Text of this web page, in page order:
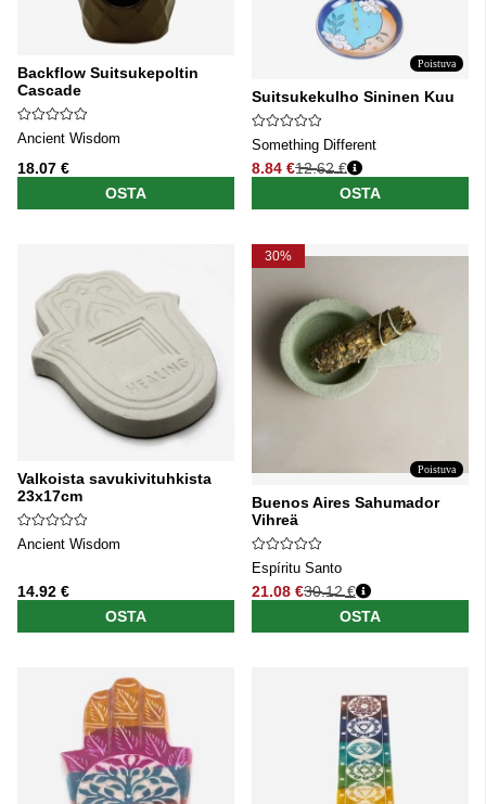
Backflow Suitsukepoltin
Cascade
Ancient Wisdom
18.07 €
OSTA
Poistuva
Suitsukekulho Sininen Kuu
Something Different
8.84 €
Normaali hinta
12.62 €
OSTA
Valkoista savukivituhkista
23x17cm
Ancient Wisdom
14.92 €
OSTA
30%
Poistuva
Buenos Aires Sahumador
Vihreä
Espíritu Santo
21.08 €
Normaali hinta
30.12 €
OSTA